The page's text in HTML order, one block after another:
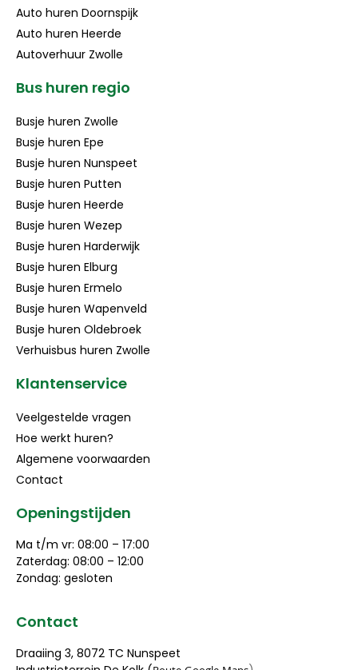
Auto huren Doornspijk
Auto huren Heerde
Autoverhuur Zwolle
Bus huren regio
Busje huren Zwolle
Busje huren Epe
Busje huren Nunspeet
Busje huren Putten
Busje huren Heerde
Busje huren Wezep
Busje huren Harderwijk
Busje huren Elburg
Busje huren Ermelo
Busje huren Wapenveld
Busje huren Oldebroek
Verhuisbus huren Zwolle
Klantenservice
Veelgestelde vragen
Hoe werkt huren?
Algemene voorwaarden
Contact
Openingstijden
Ma t/m vr: 08:00 – 17:00
Zaterdag: 08:00 – 12:00
Zondag: gesloten
Contact
Draaiing 3, 8072 TC Nunspeet